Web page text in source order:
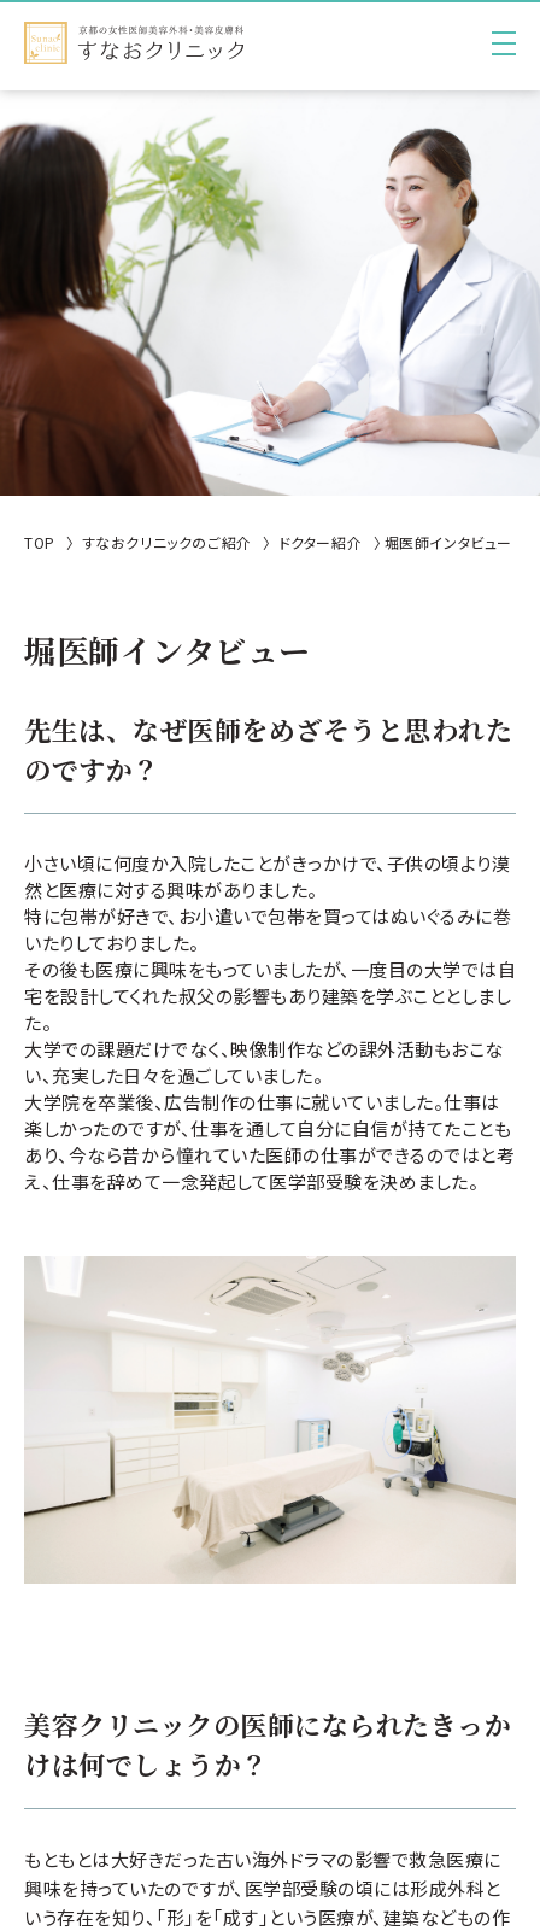
TOP すなおクリニックのご紹介 ドクター紹介 堀医師インタビュー
堀医師インタビュー
先生は、なぜ医師をめざそうと思われた
のですか？
小さい頃に何度か入院したことがきっかけで、子供の頃より漠
然と医療に対する興味がありました。
特に包帯が好きで、お小遣いで包帯を買ってはぬいぐるみに巻
いたりしておりました。
その後も医療に興味をもっていましたが、一度目の大学では自
宅を設計してくれた叔父の影響もあり建築を学ぶこととしまし
た。
大学での課題だけでなく、映像制作などの課外活動もおこな
い、充実した日々を過ごしていました。
大学院を卒業後、広告制作の仕事に就いていました。仕事は
楽しかったのですが、仕事を通して自分に自信が持てたことも
あり、今なら昔から憧れていた医師の仕事ができるのではと考
え、仕事を辞めて一念発起して医学部受験を決めました。
美容クリニックの医師になられたきっか
けは何でしょうか？
もともとは大好きだった古い海外ドラマの影響で救急医療に
興味を持っていたのですが、医学部受験の頃には形成外科と
いう存在を知り、「形」を「成す」という医療が、建築などもの作